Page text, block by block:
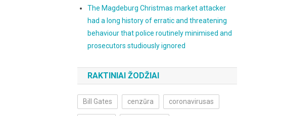
The Magdeburg Christmas market attacker
had a long history of erratic and threatening
behaviour that police routinely minimised and
prosecutors studiously ignored
RAKTINIAI ŽODŽIAI
Bill Gates cenzūra coronavirusas